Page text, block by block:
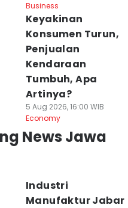
Business
Keyakinan
Konsumen Turun,
Penjualan
Kendaraan
Tumbuh, Apa
Artinya?
5 Aug 2026, 16:00 WIB
Economy
News Jawa
Industri
Manufaktur Jabar